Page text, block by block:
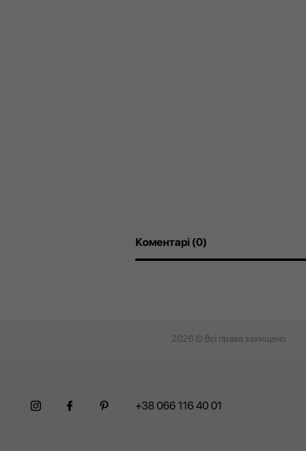
Коментарі (0)
2026 © Всі права захищено
+38 066 116 40 01